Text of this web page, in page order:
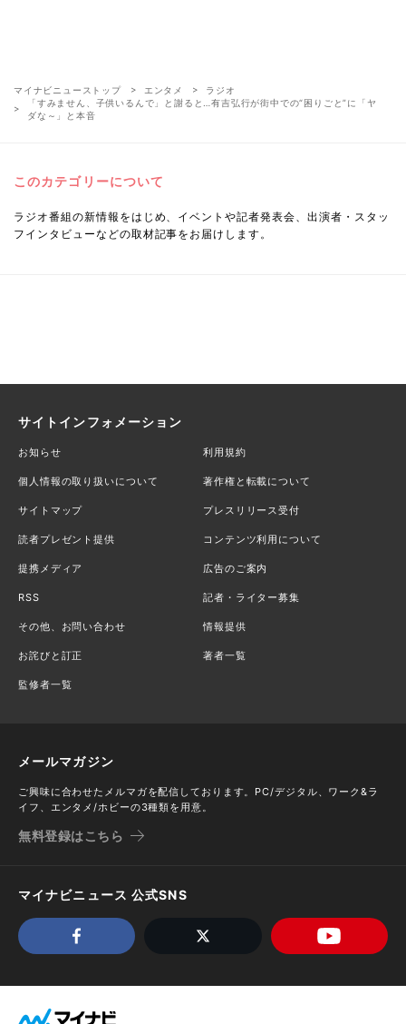
マイナビニューストップ エンタメ
ラジオ
「すみません、子供いるんで」と謝ると…有吉弘行が街中での“困りごと”に「ヤ
ダな～」と本音
このカテゴリーについて
ラジオ番組の新情報をはじめ、イベントや記者発表会、出演者・スタッ
フインタビューなどの取材記事をお届けします。
サイトインフォメーション
お知らせ 利用規約
個人情報の取り扱いについて 著作権と転載について
サイトマップ プレスリリース受付
読者プレゼント提供 コンテンツ利用について
提携メディア 広告のご案内
RSS 記者・ライター募集
その他、お問い合わせ 情報提供
お詫びと訂正 著者一覧
監修者一覧
メールマガジン
ご興味に合わせたメルマガを配信しております。PC/デジタル、ワーク&ラ
イフ、エンタメ/ホビーの3種類を用意。
無料登録はこちら
マイナビニュース 公式SNS